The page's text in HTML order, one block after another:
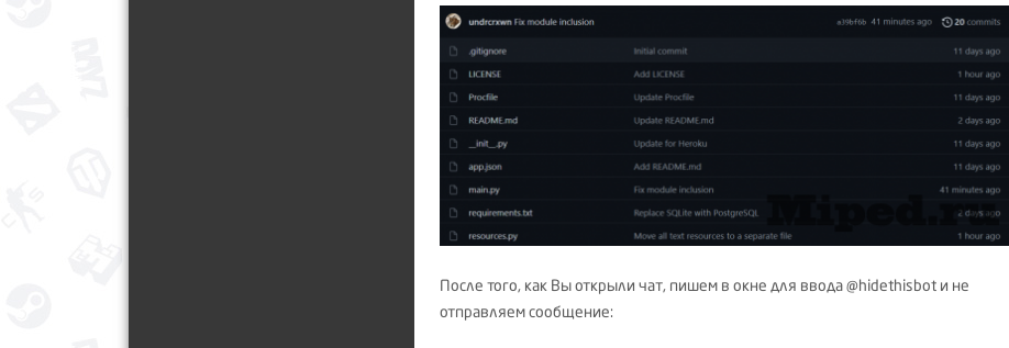
После того, как Вы открыли чат, пишем в окне для ввода @hidethisbot и не
отправляем сообщение: